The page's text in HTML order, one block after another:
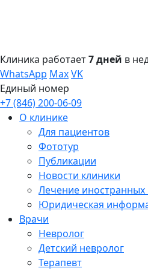
Клиника работает7 дней в
WhatsApp MaxVK
Единый номер
+7 (846) 200-06-09
О клинике
Для пациентов
Фототур
Публикации
Новости клиники
Лечение иностранных
Юридическая
Врачи
Невролог
Детский невролог
Терапевт